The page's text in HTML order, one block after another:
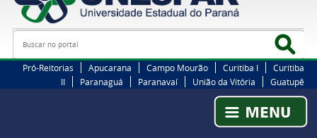
Busca
Pró-Reitorias Apucarana Campo Mourão Curitiba I
Curitiba
II
Paranaguá Paranavaí União da Vitória Guatupê